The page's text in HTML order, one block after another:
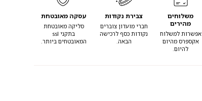
משלוחים
מהירים
אפשרות למשלוח
אקספרס מהיום
להיום.
צבירת נקודות
חברי מועדון צוברים
נקודות כסף לרכישה
הבאה.
עסקה מאובטחת
סליקה מאובטחת
בתקני ssl
המאובטחים ביותר.